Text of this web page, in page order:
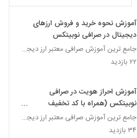
آموزش نحوه خرید و فروش ارزهای
دیجیتال در صرافی نوبیتکس
جامع ترین آموزش صرافی معتبر ارز دیجیتال نوبیتکس
۲۲ بازدید
آموزش احراز هویت در صرافی
نوبیتکس (همراه با کد تخفیف
90082)
جامع ترین آموزش صرافی معتبر ارز دیجیتال نوبیتکس
۳۴ بازدید